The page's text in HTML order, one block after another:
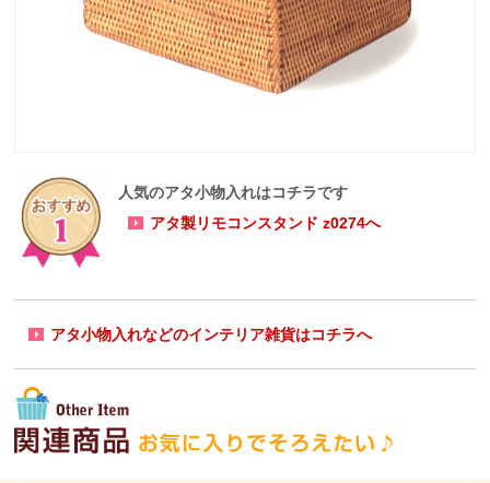
人気のアタ小物入れはコチラです
アタ製リモコンスタンド z0274へ
アタ小物入れなどのインテリア雑貨はコチラへ